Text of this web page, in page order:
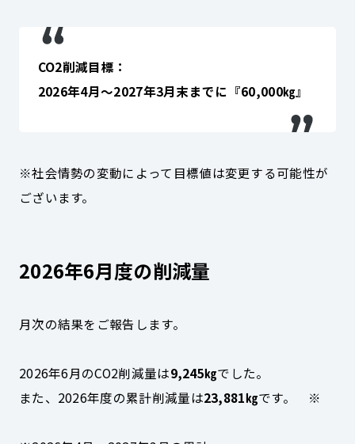
CO2削減目標：
2026年4月～2027年3月末までに『60,000㎏』
※社会情勢の変動によって目標値は変更する可能性が
ございます。
2026年6月度の削減量
月次の結果をご報告します。
2026年6月のCO2削減量は9,245㎏でした。
また、2026年度の累計削減量は23,881㎏です。 ※